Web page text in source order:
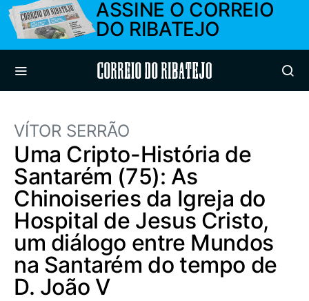
ASSINE O CORREIO
DO RIBATEJO
Correio do Ribatejo
VÍTOR SERRÃO
Uma Cripto-História de
Santarém (75): As
Chinoiseries da Igreja do
Hospital de Jesus Cristo,
um diálogo entre Mundos
na Santarém do tempo de
D. João V